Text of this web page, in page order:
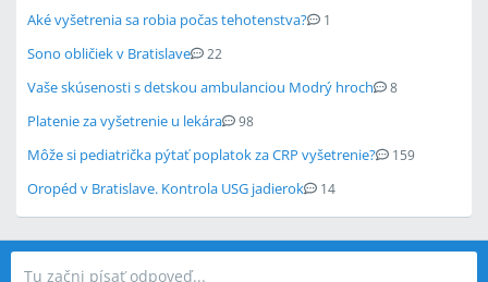
Aké vyšetrenia sa robia počas tehotenstva? 1
Sono obličiek v Bratislave 22
Vaše skúsenosti s detskou ambulanciou Modrý hroch 8
Platenie za vyšetrenie u lekára 98
Môže si pediatrička pýtať poplatok za CRP vyšetrenie? 159
Oropéd v Bratislave. Kontrola USG jadierok 14